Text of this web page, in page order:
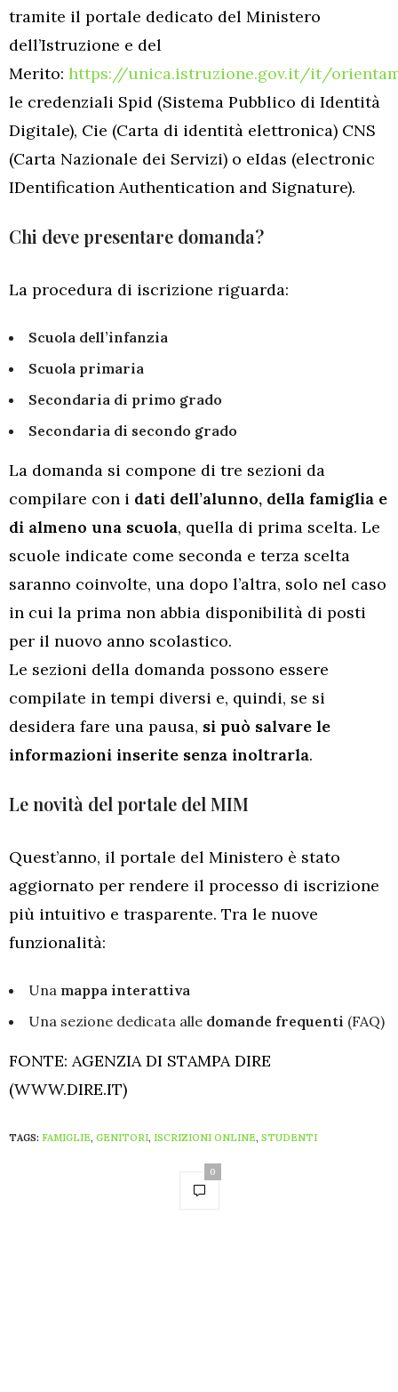
tramite il portale dedicato del Ministero
dell’Istruzione e del
Merito: https://unica.istruzione.gov.it/it/
le credenziali Spid (Sistema Pubblico di Identità
Digitale), Cie (Carta di identità elettronica) CNS
(Carta Nazionale dei Servizi) o eIdas (electronic
IDentification Authentication and Signature).
Chi deve presentare domanda?
La procedura di iscrizione riguarda:
Scuola dell’infanzia
Scuola primaria
Secondaria di primo grado
Secondaria di secondo grado
La domanda si compone di tre sezioni da
compilare con i dati dell’alunno, della famiglia e
di almeno una scuola, quella di prima scelta. Le
scuole indicate come seconda e terza scelta
saranno coinvolte, una dopo l’altra, solo nel caso
in cui la prima non abbia disponibilità di posti
per il nuovo anno scolastico.
Le sezioni della domanda possono essere
compilate in tempi diversi e, quindi, se si
desidera fare una pausa, si può salvare le
informazioni inserite senza inoltrarla.
Le novità del portale del MIM
Quest’anno, il portale del Ministero è stato
aggiornato per rendere il processo di iscrizione
più intuitivo e trasparente. Tra le nuove
funzionalità:
Una mappa interattiva
Una sezione dedicata alle domande frequenti (FAQ)
FONTE: AGENZIA DI STAMPA DIRE
(WWW.DIRE.IT)
TAGS: FAMIGLIE, GENITORI, ISCRIZIONI ONLINE, STUDENTI
0